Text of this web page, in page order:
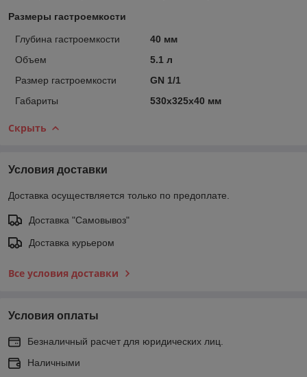
Размеры гастроемкости
Глубина гастроемкости
40 мм
Объем
5.1 л
Размер гастроемкости
GN 1/1
Габариты
530x325x40 мм
Скрыть
Условия доставки
Доставка осуществляется только по предоплате.
Доставка "Самовывоз"
Доставка курьером
Все условия доставки
Условия оплаты
Безналичный расчет для юридических лиц.
Наличными